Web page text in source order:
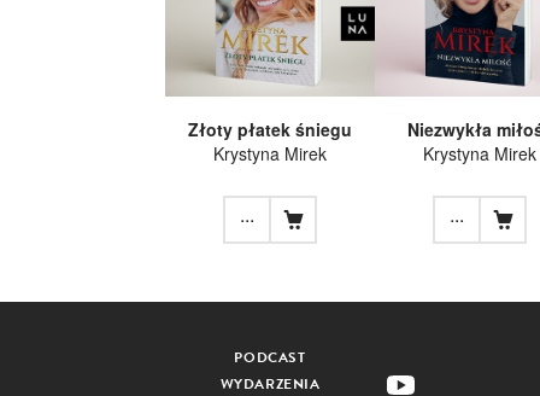
Złoty płatek śniegu
Krystyna Mirek
...
Niezwykła
Krystyna Mirek
...
PODCAST
WYDARZENIA